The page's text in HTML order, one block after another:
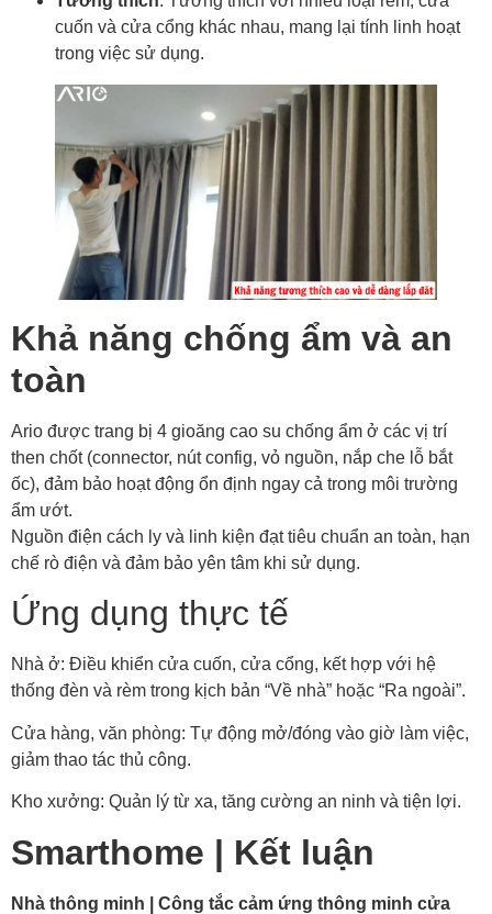
cuốn và cửa cổng khác nhau, mang lại tính linh hoạt
trong việc sử dụng.
Khả năng chống ẩm và an
toàn
Ario được trang bị 4 gioăng cao su chống ẩm ở các vị trí
then chốt (connector, nút config, vỏ nguồn, nắp che lỗ bắt
ốc), đảm bảo hoạt động ổn định ngay cả trong môi trường
ẩm ướt.
Nguồn điện cách ly và linh kiện đạt tiêu chuẩn an toàn, hạn
chế rò điện và đảm bảo yên tâm khi sử dụng.
Ứng dụng thực tế
Nhà ở: Điều khiển cửa cuốn, cửa cổng, kết hợp với hệ
thống đèn và rèm trong kịch bản “Về nhà” hoặc “Ra ngoài”.
Cửa hàng, văn phòng: Tự động mở/đóng vào giờ làm việc,
giảm thao tác thủ công.
Kho xưởng: Quản lý từ xa, tăng cường an ninh và tiện lợi.
Smarthome | Kết luận
Nhà thông minh | Công tắc cảm ứng thông minh cửa